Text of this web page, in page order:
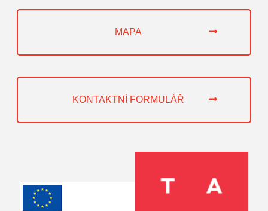
MAPA
KONTAKTNÍ FORMULÁŘ